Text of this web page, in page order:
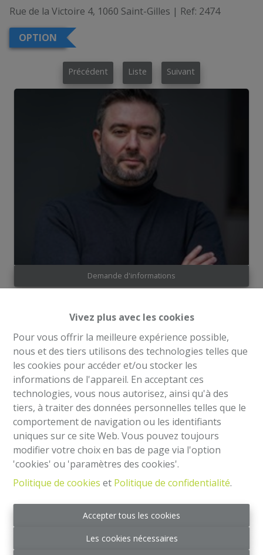
Vivez plus avec les cookies
Pour vous offrir la meilleure expérience possible,
nous et des tiers utilisons des technologies telles que
les cookies pour accéder et/ou stocker les
informations de l'appareil. En acceptant ces
technologies, vous nous autorisez, ainsi qu'à des
tiers, à traiter des données personnelles telles que le
comportement de navigation ou les identifiants
uniques sur ce site Web. Vous pouvez toujours
modifier votre choix en bas de page via l'option
'cookies' ou 'paramètres des cookies'.
Politique de cookies et Politique de confidentialité.
Accepter tous les cookies
Les cookies nécessaires
Rue de la Victoire 4, 1060 Saint-Gilles | Ref: 2474
OPTION
Précédent Liste Suivant
Demande d'informations
Appartement 1 chambre en parfaite d’environ ±40 m²,
situé au 2e étage d’un petit immeuble à deux pas du
Parvis de Saint-Gilles et de la Porte de Hall.
L’appartement se compose d’un séjour lumineux, une
cuisine ouverte entièrement équipée, une chambre,
une salle de douche avec WC. Meublé et en parfait état,
l'appartement offre un cadre de vie agréable, moderne
et fonctionnel.
Idéalement situé dans un quartier vivant, proche des
Compteurs individuels (chauffage, électricité)